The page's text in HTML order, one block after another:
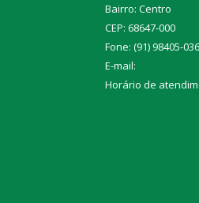
Bairro: Centro
CEP: 68647-000
Fone: (91) 98405-
E-mail:
Horário de